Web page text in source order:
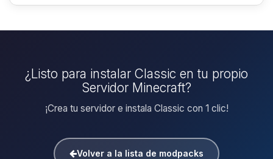
¿Listo para instalar Classic en tu propio
Servidor Minecraft?
¡Crea tu servidor e instala Classic con 1 clic!
Volver a la lista de modpacks